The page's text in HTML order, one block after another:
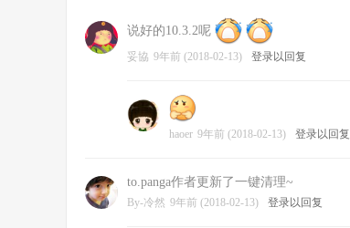
说好的10.3.2呢
妥協 9年前 (2018-02-13) 登录以回复
haoer 9年前 (2018-02-13) 登录以回复
to.panga作者更新了一键清理~
By-冷然 9年前 (2018-02-13) 登录以回复